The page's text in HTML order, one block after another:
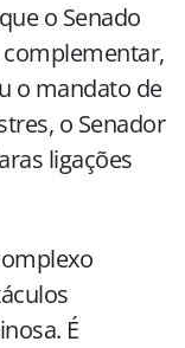
o Senado
o mandato de
o Senador
ligações
É